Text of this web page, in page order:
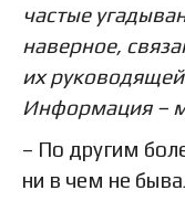
частые
наверное,
их
Информация –
– По другим
ни в чем не